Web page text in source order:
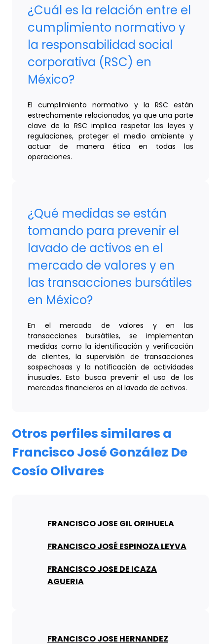
¿Cuál es la relación entre el
cumplimiento normativo y
la responsabilidad social
corporativa (RSC) en
México?
El cumplimiento normativo y la RSC están
estrechamente relacionados, ya que una parte
clave de la RSC implica respetar las leyes y
regulaciones, proteger el medio ambiente y
actuar de manera ética en todas las
operaciones.
¿Qué medidas se están
tomando para prevenir el
lavado de activos en el
mercado de valores y en
las transacciones bursátiles
en México?
En el mercado de valores y en las
transacciones bursátiles, se implementan
medidas como la identificación y verificación
de clientes, la supervisión de transacciones
sospechosas y la notificación de actividades
inusuales. Esto busca prevenir el uso de los
mercados financieros en el lavado de activos.
Otros perfiles similares a
Francisco José González De
Cosío Olivares
FRANCISCO JOSE GIL ORIHUELA
FRANCISCO JOSÉ ESPINOZA LEYVA
FRANCISCO JOSE DE ICAZA
AGUERIA
FRANCISCO JOSE HERNANDEZ